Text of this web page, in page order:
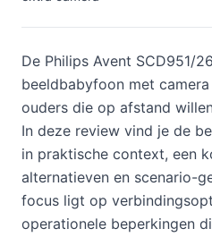
De Philips Avent SCD951/
beeldbabyfoon met
ouders die op afstand
In deze review vind je de
in praktische context, een
alternatieven en scenario-
focus ligt op
operationele beperkingen